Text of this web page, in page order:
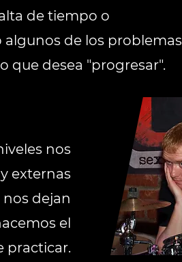
de tiempo o
algunos de los problemas
que desea "progresar".
nos
externas
nos dejan
el
practicar.